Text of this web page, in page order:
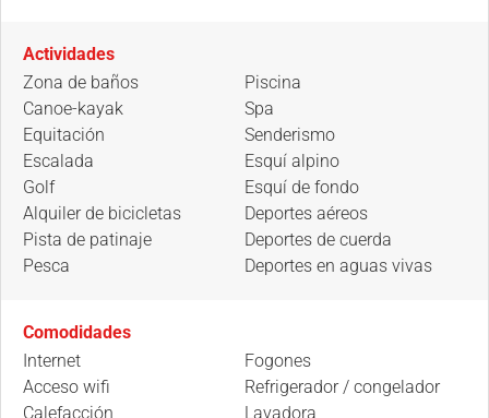
Actividades
Zona de baños
Canoe-kayak
Equitación
Escalada
Golf
Alquiler de bicicletas
Pista de patinaje
Pesca
Piscina
Spa
Senderismo
Esquí alpino
Esquí de fondo
Deportes aéreos
Deportes de cuerda
Deportes en aguas vivas
Comodidades
Internet
Acceso wifi
Calefacción
Fogones
Refrigerador / congelador
Lavadora